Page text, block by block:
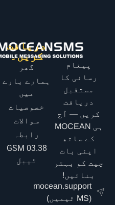
پیغام
رسانی کا
مستقبل
دریافت
کریں — آج
ہی MOCEAN
کے ساتھ
اپنی بات
چیت کو بہتر
بنائیں!
mocean.support
(MS ٹیمیں)
دریافت
کریں۔
گھر
ہمارے بارے
میں
خصوصیات
سوالات
رابطہ
GSM 03.38
ٹیبل